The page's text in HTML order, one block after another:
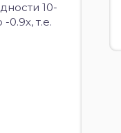
10-
т.е.